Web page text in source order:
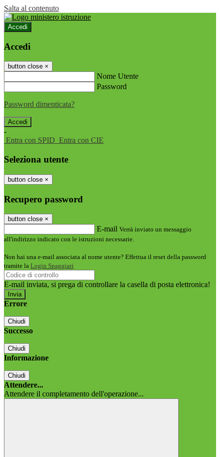
Salta al contenuto
Accedi
Accedi
button close ×
Nome Utente
Password
Password dimenticata?
-
Entra con SPID Entra con CIE
Seleziona utente
button close ×
Recupero password
button close ×
E-mail Verrà inviato un messaggio
all'indirizzo indicato con le istruzioni necessarie.
Non hai una e-mail associata al nome utente? Effettua il reset della password
tramite la Login Spaggiari
E-mail inviata, si prega di controllare la casella di posta elettronica!
Errore
Chiudi
Successo
Chiudi
Informazione
Chiudi
Attendere...
Attendere il completamento dell'operazione...